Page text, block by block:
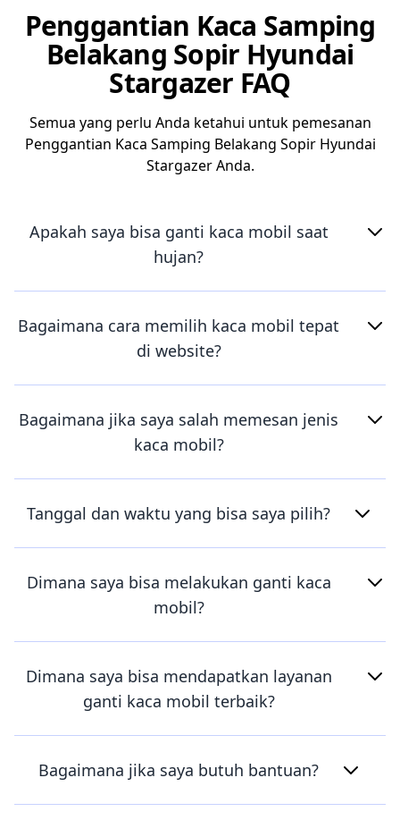
Penggantian Kaca Samping
Belakang Sopir Hyundai
Stargazer FAQ
Semua yang perlu Anda ketahui untuk pemesanan
Penggantian Kaca Samping Belakang Sopir Hyundai
Stargazer Anda.
Apakah saya bisa ganti kaca mobil saat
hujan?
Bagaimana cara memilih kaca mobil tepat
di website?
Bagaimana jika saya salah memesan jenis
kaca mobil?
Tanggal dan waktu yang bisa saya pilih?
Dimana saya bisa melakukan ganti kaca
mobil?
Dimana saya bisa mendapatkan layanan
ganti kaca mobil terbaik?
Bagaimana jika saya butuh bantuan?